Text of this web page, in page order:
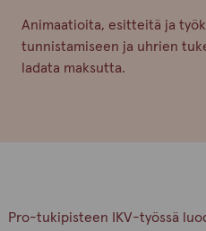
Animaatioita, esitteitä ja
tunnistamiseen ja uhrien
ladata maksutta.
Pro-tukipisteen IKV-työssä